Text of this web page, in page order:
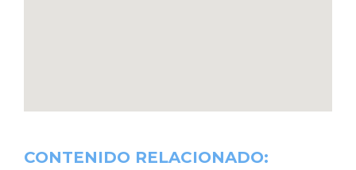
CONTENIDO RELACIONADO: